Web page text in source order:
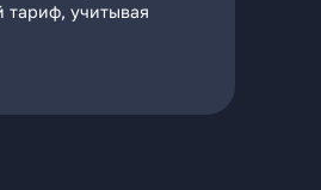
тариф, учитывая